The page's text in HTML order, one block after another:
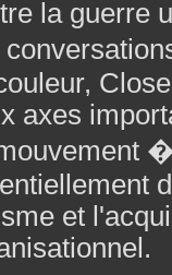
la guerre
axes
et